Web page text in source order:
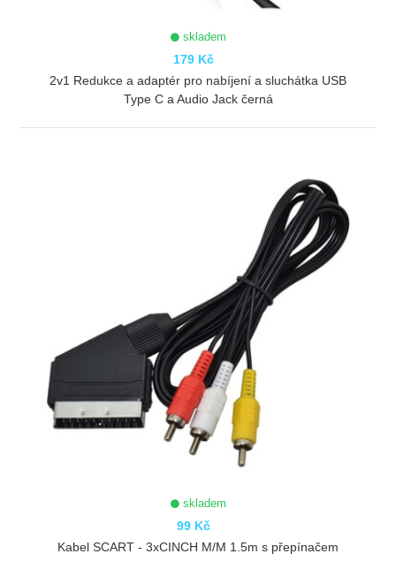
skladem
179 Kč
2v1 Redukce a adaptér pro nabíjení a sluchátka USB
Type C a Audio Jack černá
skladem
99 Kč
Kabel SCART - 3xCINCH M/M 1.5m s přepínačem